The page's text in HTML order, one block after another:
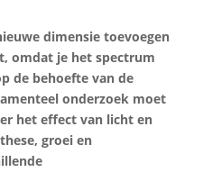
dimensie toevoegen
omdat je het spectrum
de behoefte van de
onderzoek moet
het effect van licht en
groei en